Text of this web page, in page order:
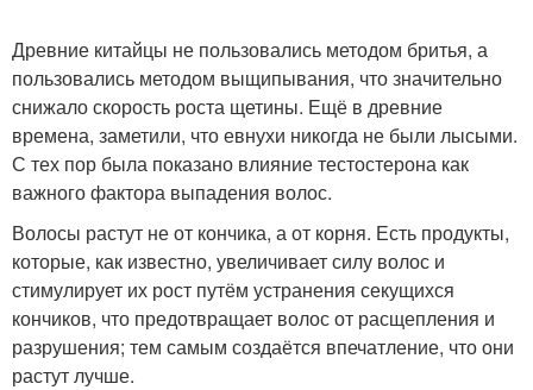
Древние китайцы не пользовались методом бритья, а
пользовались методом выщипывания, что значительно
снижало скорость роста щетины. Ещё в древние
времена, заметили, что евнухи никогда не были лысыми.
С тех пор была показано влияние тестостерона как
важного фактора выпадения волос.
Волосы растут не от кончика, а от корня. Есть продукты,
которые, как известно, увеличивает силу волос и
стимулирует их рост путём устранения секущихся
кончиков, что предотвращает волос от расщепления и
разрушения; тем самым создаётся впечатление, что они
растут лучше.